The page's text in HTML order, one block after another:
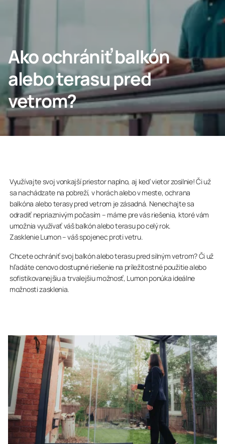
Ako ochrániť balkón
alebo terasu pred
vetrom?
Využívajte svoj vonkajší priestor naplno, aj keď vietor zosilnie! Či už
sa nachádzate na pobreží, v horách alebo v meste, ochrana
balkóna alebo terasy pred vetrom je zásadná. Nenechajte sa
odradiť nepriaznivým počasím – máme pre vás riešenia, ktoré vám
umožnia využívať váš balkón alebo terasu po celý rok.
Zasklenie Lumon – váš spojenec proti vetru.
Chcete ochrániť svoj balkón alebo terasu pred silným vetrom? Či už
hľadáte cenovo dostupné riešenie na príležitostné použitie alebo
sofistikovanejšiu a trvalejšiu možnosť, Lumon ponúka ideálne
možnosti zasklenia.